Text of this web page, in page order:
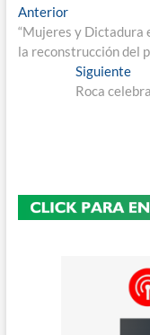
Navegación
de
entradas
AnteriorEntrada
anterior:
“Mujeres y Dictadura
la reconstrucción del
Siguiente
Roca